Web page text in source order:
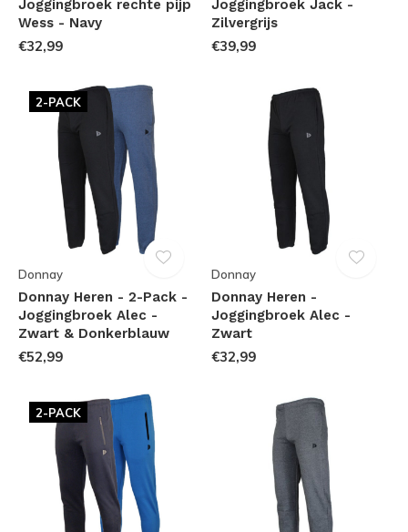
Joggingbroek rechte pijp
Wess - Navy
€32,99
Joggingbroek Jack -
Zilvergrijs
€39,99
2-PACK
Donnay
Donnay Heren - 2-Pack -
Joggingbroek Alec -
Zwart & Donkerblauw
€52,99
Donnay
Donnay Heren -
Joggingbroek Alec -
Zwart
€32,99
2-PACK